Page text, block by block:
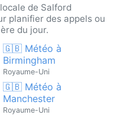
de Salford
planifier des appels ou
du jour.
🇬🇧 Météo à
Birmingham
Royaume-Uni
🇬🇧 Météo à
Manchester
Royaume-Uni